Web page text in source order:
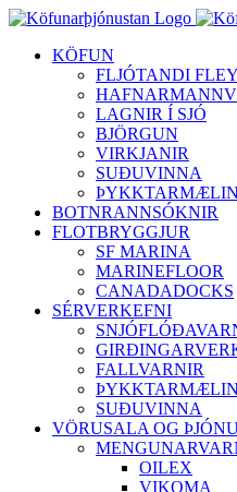
Skip
contentKÖFUN
FLJÓTANDI
LAGNIR Í SJÓ
BJÖRGUN
VIRKJANIR
SUÐUVINNA
BOTNRANNSÓKNIR
FLOTBRYGGJUR
SF MARINA
MARINEFLOOR
CANADADOCKS
SÉRVERKEFNI
FALLVARNIR
SUÐUVINNA
VÖRUSALA OG
OILEX
VIKOMA